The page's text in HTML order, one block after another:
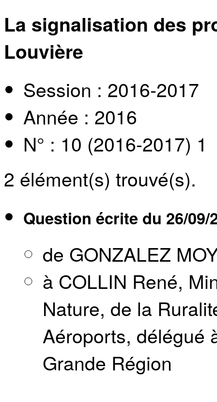
La signalisation des
Louvière
Session : 2016-2017
Année : 2016
N° : 10 (2016-2017) 1
2 élément(s) trouvé(s).
Question écrite du 26/09/
de GONZALEZ
à COLLIN René,
Nature, de la
Aéroports, délégué
Grande Région